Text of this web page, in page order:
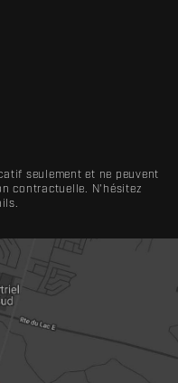
seulement et ne peuvent
contractuelle. N'hésitez